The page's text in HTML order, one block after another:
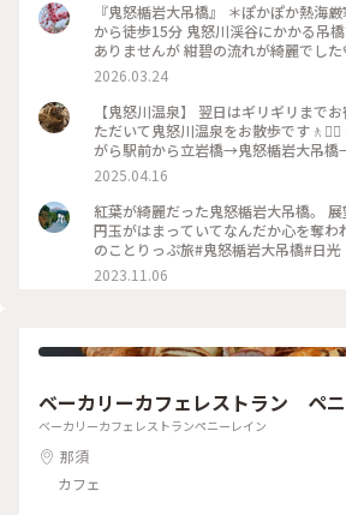
『鬼怒楯岩大吊橋』 ＊ぽかぽか熱海
から徒歩15分 鬼怒川渓谷にかかる吊
ありませんが 紺碧の流れが綺麗でし
ます🤣 渓谷を吹く風が強くて 凍える
いやはり日光へ来ると 寒さ厳しかっ
列車旅 #ぽかぽか熱海厳寒日光母娘旅 #母娘旅 #ことりっぷ日
光 #ことりっぷ栃木 #ドライブ #日光
橋 #吊橋 #橋 #鬼怒川温泉 #鬼怒川 #
2026.03.24
【鬼怒川温泉】 翌日はギリギリまで
ただいて鬼怒川温泉をお散歩です
がら駅前から立岩橋→鬼怒楯岩大吊
神社→鬼怒川駅前広場の足湯 鬼怒太の
るっとしてきました👣 私たち以外に
人たちもいて みなさんのんびりとした
した🥰 スポットは奇跡的に青空がの
怒楯大岩吊橋にしてあります📍 （2025.3.30
#鬼 #吊橋 #滝 #お散歩 #鬼怒川温泉 #鬼怒川 #雪の日光鬼怒川
2025.04.16
紅葉が綺麗だった鬼怒楯岩大吊橋。
円玉がはまっていてなんだか心を奪われました! #
のことりっぷ旅#鬼怒楯岩大吊橋#日光
2023.11.06
ベーカリーカフェレストラン ペ
ン
ベーカリーカフェレストランペニーレイン
那須
カフェ